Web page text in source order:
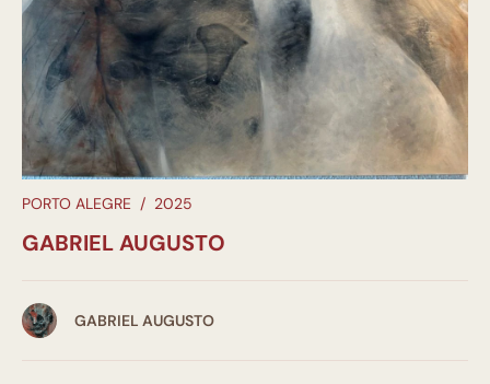
PORTO ALEGRE / 2025
GABRIEL AUGUSTO
GABRIEL AUGUSTO